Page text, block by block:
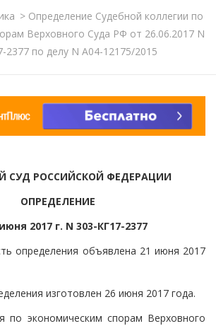
> Определение Судебной коллегии по
Верховного Суда РФ от 26.06.2017 N
2377 по делу N А04-12175/2015
СУД РОССИЙСКОЙ ФЕДЕРАЦИИ
ОПРЕДЕЛЕНИЕ
2017 г. N 303-КГ17-2377
определения объявлена 21 июня 2017
изготовлен 26 июня 2017 года.
по экономическим спорам Верховного